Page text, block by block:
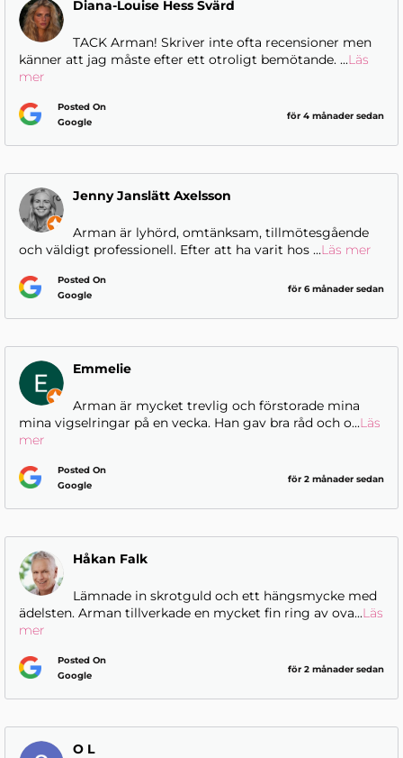
Diana-Louise Hess Svärd
TACK Arman! Skriver inte ofta recensioner men
känner att jag måste efter ett otroligt bemötande. ...Läs
mer
Posted On
Google
för 4 månader sedan
Jenny Janslätt Axelsson
Arman är lyhörd, omtänksam, tillmötesgående
och väldigt professionell. Efter att ha varit hos ...Läs mer
Posted On
Google
för 6 månader sedan
Emmelie
Arman är mycket trevlig och förstorade mina
mina vigselringar på en vecka. Han gav bra råd och o...Läs
mer
Posted On
Google
för 2 månader sedan
Håkan Falk
Lämnade in skrotguld och ett hängsmycke med
ädelsten. Arman tillverkade en mycket fin ring av ova...Läs
mer
Posted On
Google
för 2 månader sedan
O L